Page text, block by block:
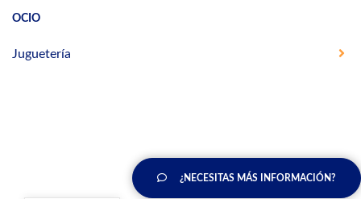
OCIO
Juguetería
¿NECESITAS MÁS INFORMACIÓN?